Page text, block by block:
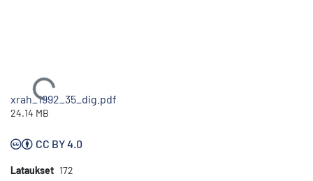
Ladataan...
xrah_1992_35_dig.pdf
24.14 MB
CC BY 4.0
Lataukset 172